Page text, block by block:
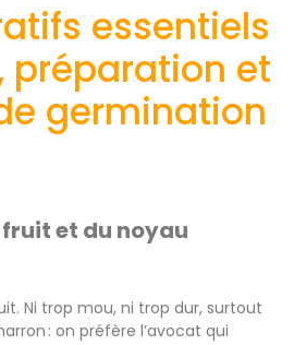
essentiels
préparation et
germination
et du noyau
Ni trop mou, ni trop dur, surtout
: on préfère l’avocat qui